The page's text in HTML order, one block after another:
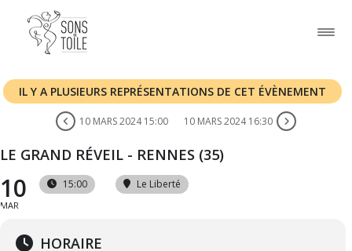
IL Y A PLUSIEURS REPRÉSENTATIONS DE CET ÉVÈNEMENT
10 MARS 2024 15:00 10 MARS 2024 16:30
LE GRAND RÉVEIL - RENNES (35)
10
MAR
15:00 Le Liberté
HORAIRE